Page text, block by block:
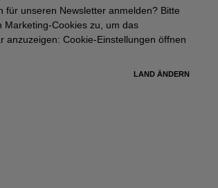
für unseren Newsletter anmelden? Bitte
Marketing-Cookies zu, um das
anzuzeigen: Cookie-Einstellungen öffnen
LAND ÄNDERN